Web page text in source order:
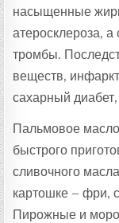
насыщенные
атеросклероза,
тромбы.
веществ,
сахарный
Пальмовое
быстрого
сливочного
картошке – фри,
Пирожные и